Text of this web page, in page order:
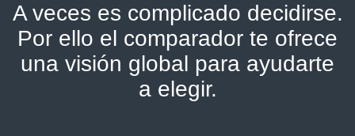
A veces es complicado decidirse.
Por ello el comparador te ofrece
una visión global para ayudarte
a elegir.